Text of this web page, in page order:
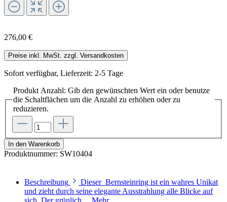
276,00 €
Preise inkl. MwSt. zzgl. Versandkosten
Sofort verfügbar, Lieferzeit: 2-5 Tage
Produkt Anzahl: Gib den gewünschten Wert ein oder benutze
die Schaltflächen um die Anzahl zu erhöhen oder zu
reduzieren.
In den Warenkorb
Produktnummer: SW10404
Beschreibung
Dieser Bernsteinring ist ein wahres Unikat
und zieht durch seine elegante Ausstrahlung alle Blicke auf